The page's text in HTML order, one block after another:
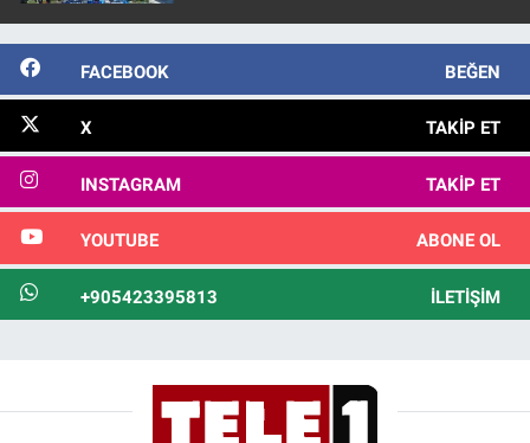
FACEBOOK BEĞEN
X TAKIP ET
INSTAGRAM TAKIP ET
YOUTUBE ABONE OL
+905423395813 İLETIŞIM